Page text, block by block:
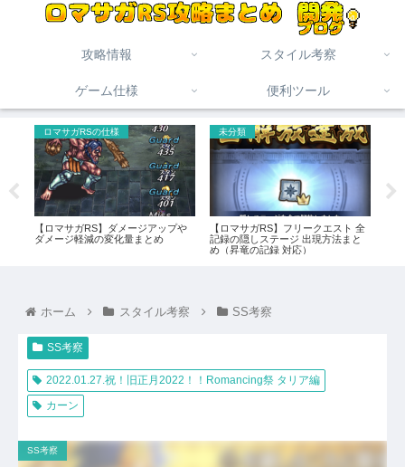
攻略情報 スタイル考察
ゲーム仕様 便利ツール
ロマサガRSの仕様
【ロマサガRS】ダメージアップや
ダメージ軽減の変化量まとめ
未分類
【ロマサガRS】フリークエスト 全
記録の隠しステージ 出現方法まと
め（昇竜の記録 対応）
ホーム スタイル考察 SS考察
SS考察
2022.01.27.祝！旧正月2022！！Romancing祭 タリア編
カーン
SS考察